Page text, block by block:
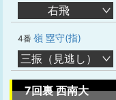
右飛
4番 嶺 塁守(指)
三振（見逃し）
7回裏 西南大